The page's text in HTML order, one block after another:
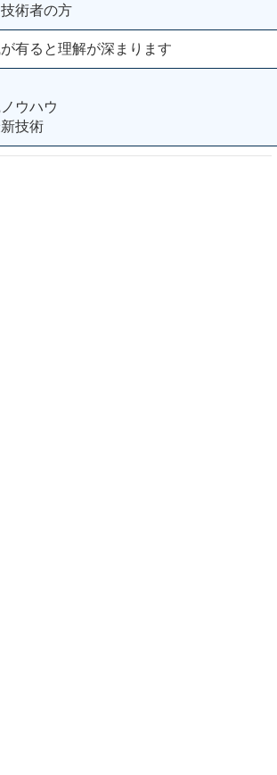
術者の方
有ると理解が深まります
ウハウ
技術